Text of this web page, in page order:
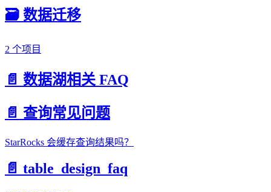
🗃️ 数据迁移
2 个项目
📄️ 数据湖相关 FAQ
📄️ 查询常见问题
StarRocks 会缓存查询结果吗？
📄️ table_design_faq